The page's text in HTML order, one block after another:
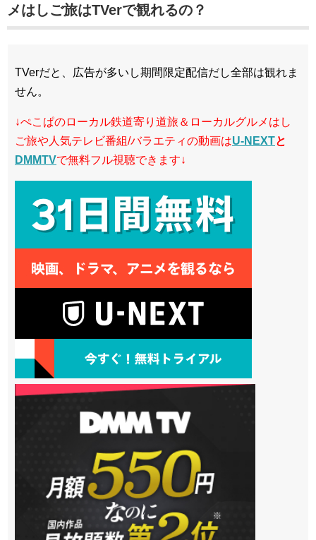
メはしご旅はTVerで観れるの？
TVerだと、広告が多いし期間限定配信だし全部は観れま
せん。
↓ぺこぱのローカル鉄道寄り道旅＆ローカルグルメはし
ご旅や人気テレビ番組/バラエティの動画はU-NEXTと
DMMTVで無料フル視聴できます↓